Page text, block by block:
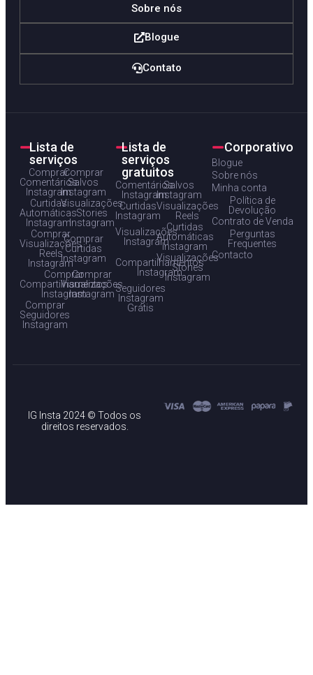
Sobre nós
Blogue
Contato
Lista de
serviços
Comprar
Comentários
Instagram
Comprar
Salvos
Instagram
Curtidas
Automáticas
Instagram
Visualizações
Stories
Instagram
Comprar
Visualizações
Reels
Instagram
Comprar
Curtidas
Instagram
Comprar
Compartilhamentos
Instagram
Comprar
Visualizações
Instagram
Comprar
Seguidores
Instagram
Lista de
serviços
gratuitos
Comentários
Instagram
Salvos
Instagram
Curtidas
Instagram
Visualizações
Reels
Visualizações
Instagram
Curtidas
Automáticas
Instagram
Compartilhamentos
Instagram
Visualizações
Stories
Instagram
Seguidores
Instagram
Grátis
Corporativo
Blogue
Sobre nós
Minha conta
Política de
Devolução
Contrato de Venda
Perguntas
Frequentes
Contacto
IG Insta 2024 © Todos os
direitos reservados.